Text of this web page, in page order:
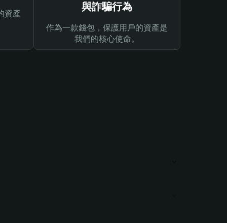
資產
與詐騙行為
作為一款錢包，保護用戶的資產是
我們的核心使命。